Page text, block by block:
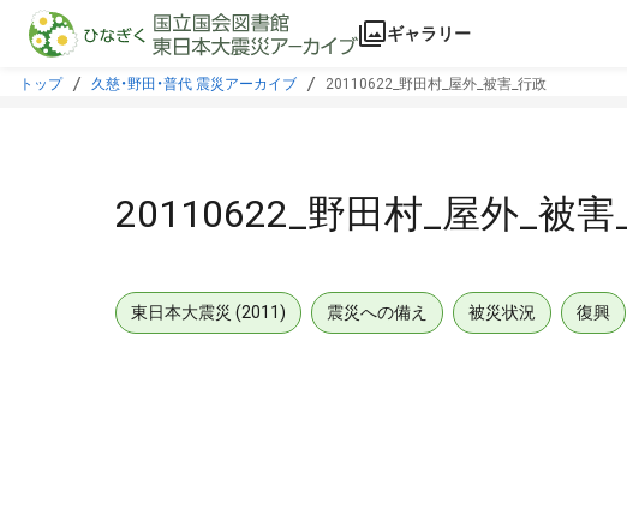
本文に飛ぶ
ギャラリー
トップ 久慈・野田・普代 震災アーカイブ 20110622_野田村_屋外_被害_行政
20110622_野田村_屋外_被害
東日本大震災 (2011) 震災への備え 被災状況 復興